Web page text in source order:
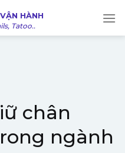
HÀNH
Tatoo..
chân
ngành